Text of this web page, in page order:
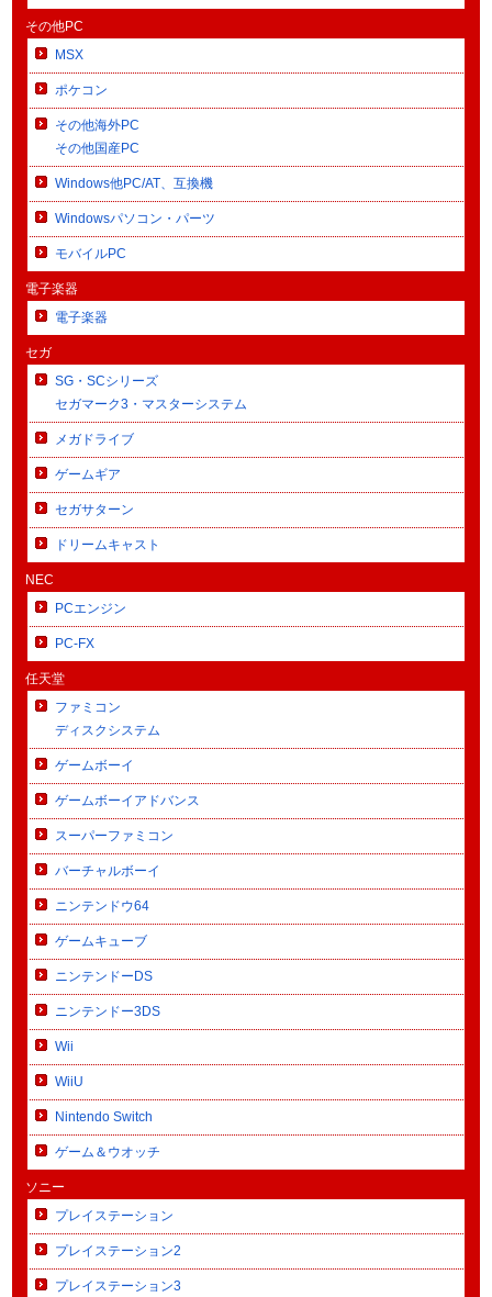
その他PC
MSX
ポケコン
その他海外PC
その他国産PC
Windows他PC/AT、互換機
Windowsパソコン・パーツ
モバイルPC
電子楽器
電子楽器
セガ
SG・SCシリーズ
セガマーク3・マスターシステム
メガドライブ
ゲームギア
セガサターン
ドリームキャスト
NEC
PCエンジン
PC-FX
任天堂
ファミコン
ディスクシステム
ゲームボーイ
ゲームボーイアドバンス
スーパーファミコン
バーチャルボーイ
ニンテンドウ64
ゲームキューブ
ニンテンドーDS
ニンテンドー3DS
Wii
WiiU
Nintendo Switch
ゲーム＆ウオッチ
ソニー
プレイステーション
プレイステーション2
プレイステーション3